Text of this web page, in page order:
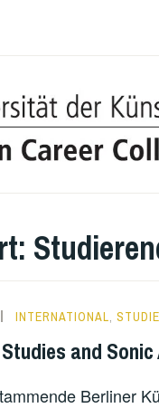
INTERNATIONAL
and
Berliner